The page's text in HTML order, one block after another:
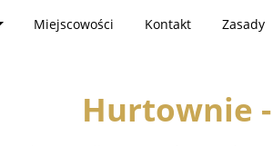
Miejscowości Kontakt Zasady
Hurtownie